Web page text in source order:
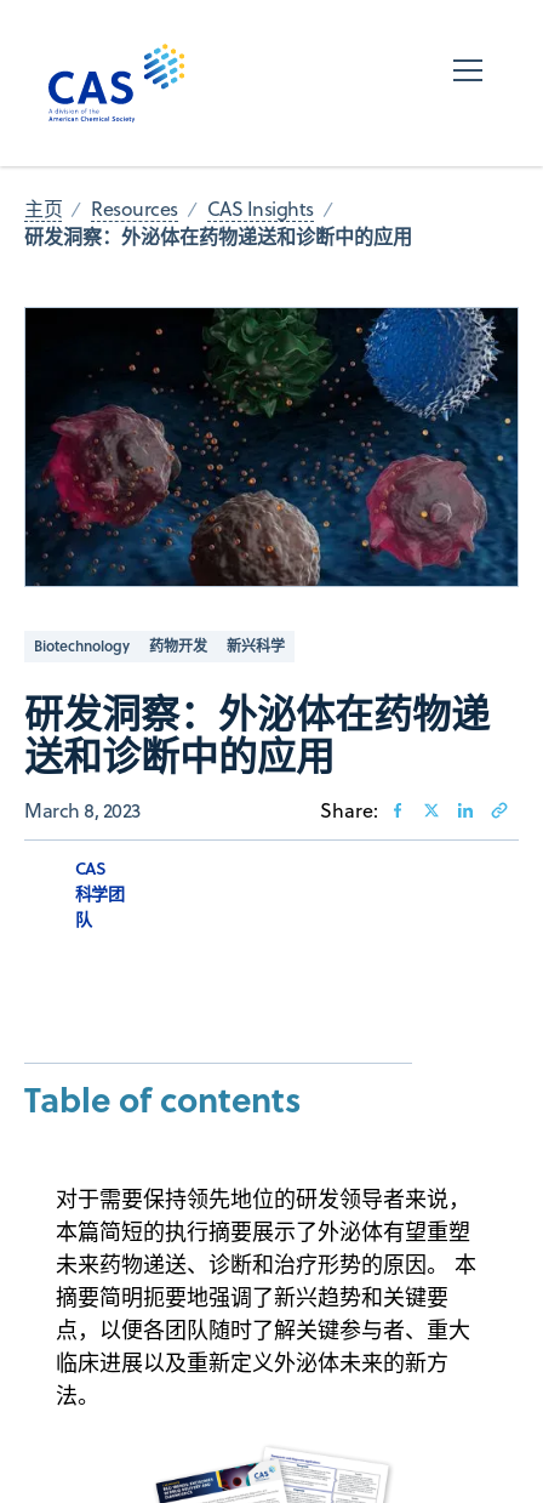
主页 Resources CAS Insights
研发洞察：外泌体在药物递送和诊断中的应用
Biotechnology 药物开发 新兴科学
研发洞察：外泌体在药物递
送和诊断中的应用
March 8, 2023 Share:
CAS
科学团
队
Table of contents
对于需要保持领先地位的研发领导者来说，
本篇简短的执行摘要展示了外泌体有望重塑
未来药物递送、诊断和治疗形势的原因。 本
摘要简明扼要地强调了新兴趋势和关键要
点，以便各团队随时了解关键参与者、重大
临床进展以及重新定义外泌体未来的新方
法。